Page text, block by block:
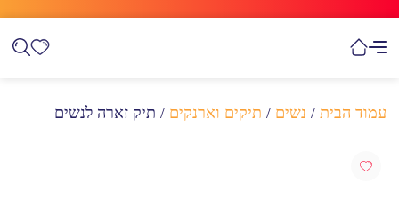
עמוד הבית / נשים / תיקים וארנקים / תיק זארה לנשים